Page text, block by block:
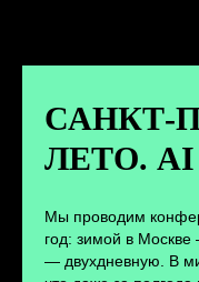
САНКТ-
ЛЕТО. AI
Мы проводим
год: зимой в
— двухдневную. В